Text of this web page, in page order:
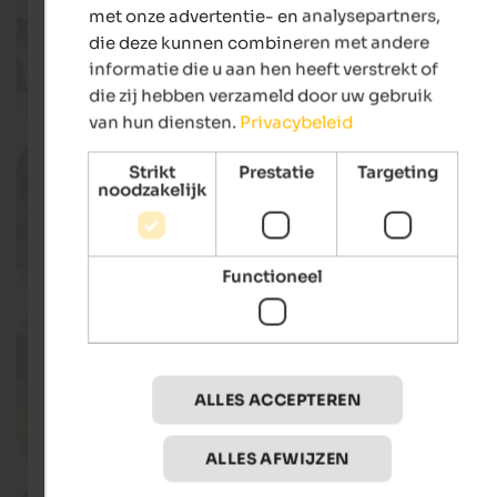
musiKultur Taufers
Village centre, Sand in Taufers
05. - 20.09.2026
“Graukäse” days in the Ahrntal
Ahrntal
10.10.2026
Ahrntal Sunnsat Run
Various locations in the Ahrntal Valley,
Ahrntal
met onze advertentie- en analysepartners,
die deze kunnen combineren met andere
informatie die u aan hen heeft verstrekt of
die zij hebben verzameld door uw gebruik
van hun diensten. Privacybeleid
Strikt
noodzakelijk
Prestatie Targeting
Functioneel
ALLES ACCEPTEREN
ALLES AFWIJZEN